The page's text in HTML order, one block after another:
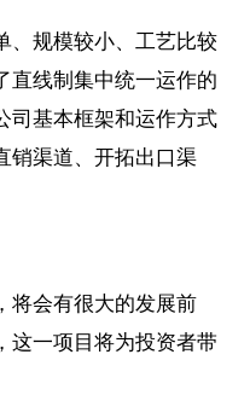
、规模较小、工艺比较
直线制集中统一运作的
司基本框架和运作方式
销渠道、开拓出口渠
将会有很大的发展前
这一项目将为投资者带